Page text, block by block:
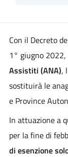
Con il Decreto
1° giugno
Assistiti (ANA),
sostituirà le
e Province
In attuazione a
per la fine di
di esenzione